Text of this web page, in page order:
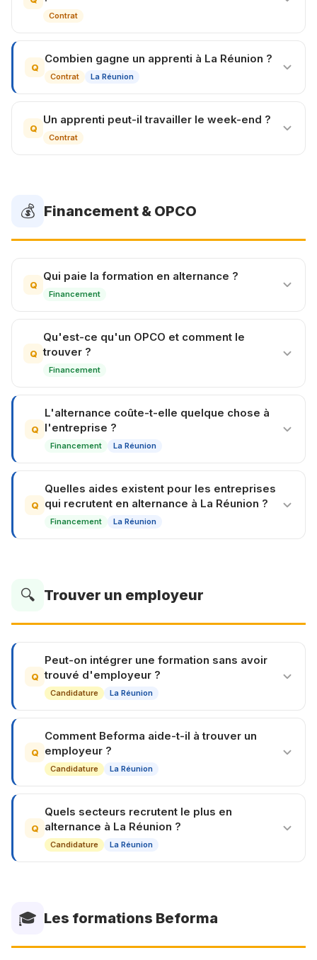
Contrat
Q
Combien gagne un apprenti à La Réunion ?
Contrat La Réunion
Q
Un apprenti peut-il travailler le week-end ?
Contrat
💰 Financement & OPCO
Q
Qui paie la formation en alternance ?
Financement
Q
Qu'est-ce qu'un OPCO et comment le
trouver ?
Financement
Q
L'alternance coûte-t-elle quelque chose à
l'entreprise ?
Financement La Réunion
Q
Quelles aides existent pour les entreprises
qui recrutent en alternance à La Réunion ?
Financement La Réunion
🔍 Trouver un employeur
Q
Peut-on intégrer une formation sans avoir
trouvé d'employeur ?
Candidature La Réunion
Q
Comment Beforma aide-t-il à trouver un
employeur ?
Candidature La Réunion
Q
Quels secteurs recrutent le plus en
alternance à La Réunion ?
Candidature La Réunion
🎓 Les formations Beforma